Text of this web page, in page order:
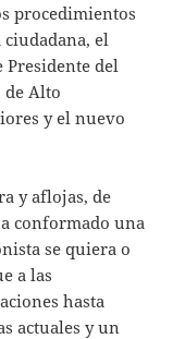
procedimientos
el
Presidente del
de Alto
y el nuevo
y aflojas, de
conformado una
se quiera o
a las
hasta
actuales y un